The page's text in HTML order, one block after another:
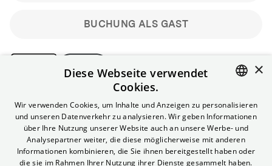
BUCHUNG ALS GAST
Bitte beachte: Gastbuchungen sind nicht stornierbar.
Registriere dich kostenlos für bis zu 90 min vor Filmbeginn
stornierbare Tickets für reguläre Vorstellungen.
Unlimited-Mitglied? Melde dich an, um deine Benefits
nutzen zu können.
ENGLISH
×
Diese Webseite verwendet
Cookies.
Wir verwenden Cookies, um Inhalte und Anzeigen zu personalisieren
und unseren Datenverkehr zu analysieren. Wir geben Informationen
über Ihre Nutzung unserer Website auch an unsere Werbe- und
Analysepartner weiter, die diese möglicherweise mit anderen
Informationen kombinieren, die Sie ihnen bereitgestellt haben oder
die sie im Rahmen Ihrer Nutzung ihrer Dienste gesammelt haben.